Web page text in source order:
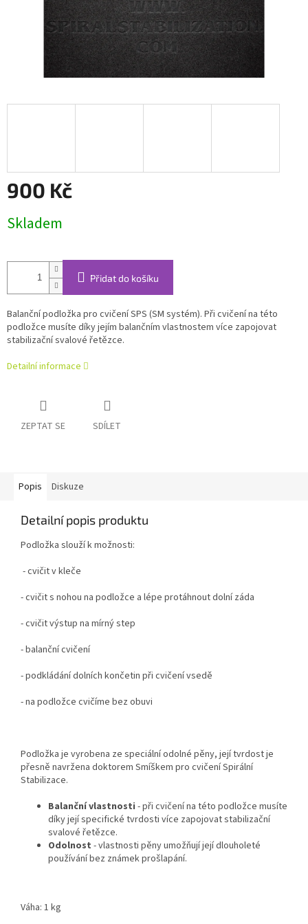
900 Kč
cena:
Skladem
Přidat do košíku
Balanční podložka pro cvičení SPS (SM systém). Při cvičení na této
podložce musíte díky jejím balančním vlastnostem více zapojovat
stabilizační svalové řetězce.
Detailní informace
ZEPTAT SE SDÍLET
Popis Diskuze
Detailní popis produktu
Podložka slouží k možnosti:
- cvičit v kleče
- cvičit s nohou na podložce a lépe protáhnout dolní záda
- cvičit výstup na mírný step
- balanční cvičení
- podkládání dolních končetin při cvičení vsedě
- na podložce cvičíme bez obuvi
Podložka je vyrobena ze speciální odolné pěny, její tvrdost je
přesně navržena doktorem Smíškem pro cvičení Spirální
Stabilizace.
Balanční vlastnosti - při cvičení na této podložce musíte
díky její specifické tvrdosti více zapojovat stabilizační
svalové řetězce.
Odolnost - vlastnosti pěny umožňují její dlouholeté
používání bez známek prošlapání.
Váha: 1 kg